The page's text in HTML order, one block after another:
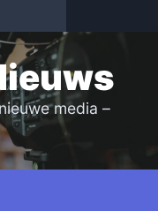
media –